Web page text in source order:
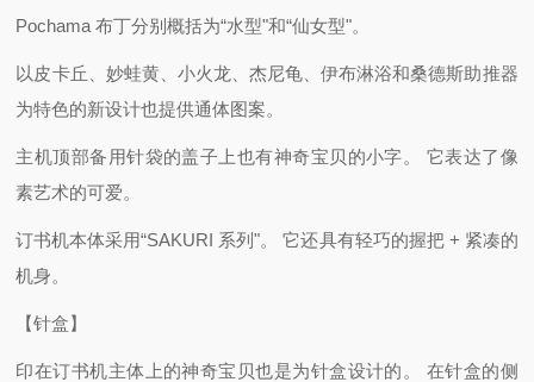
Pochama 布丁分别概括为“水型"和“仙女型"。
以皮卡丘、妙蛙黄、小火龙、杰尼龟、伊布淋浴和桑德斯助推器
为特色的新设计也提供通体图案。
主机顶部备用针袋的盖子上也有神奇宝贝的小字。 它表达了像
素艺术的可爱。
订书机本体采用“SAKURI 系列"。 它还具有轻巧的握把 + 紧凑的
机身。
【针盒】
印在订书机主体上的神奇宝贝也是为针盒设计的。 在针盒的侧